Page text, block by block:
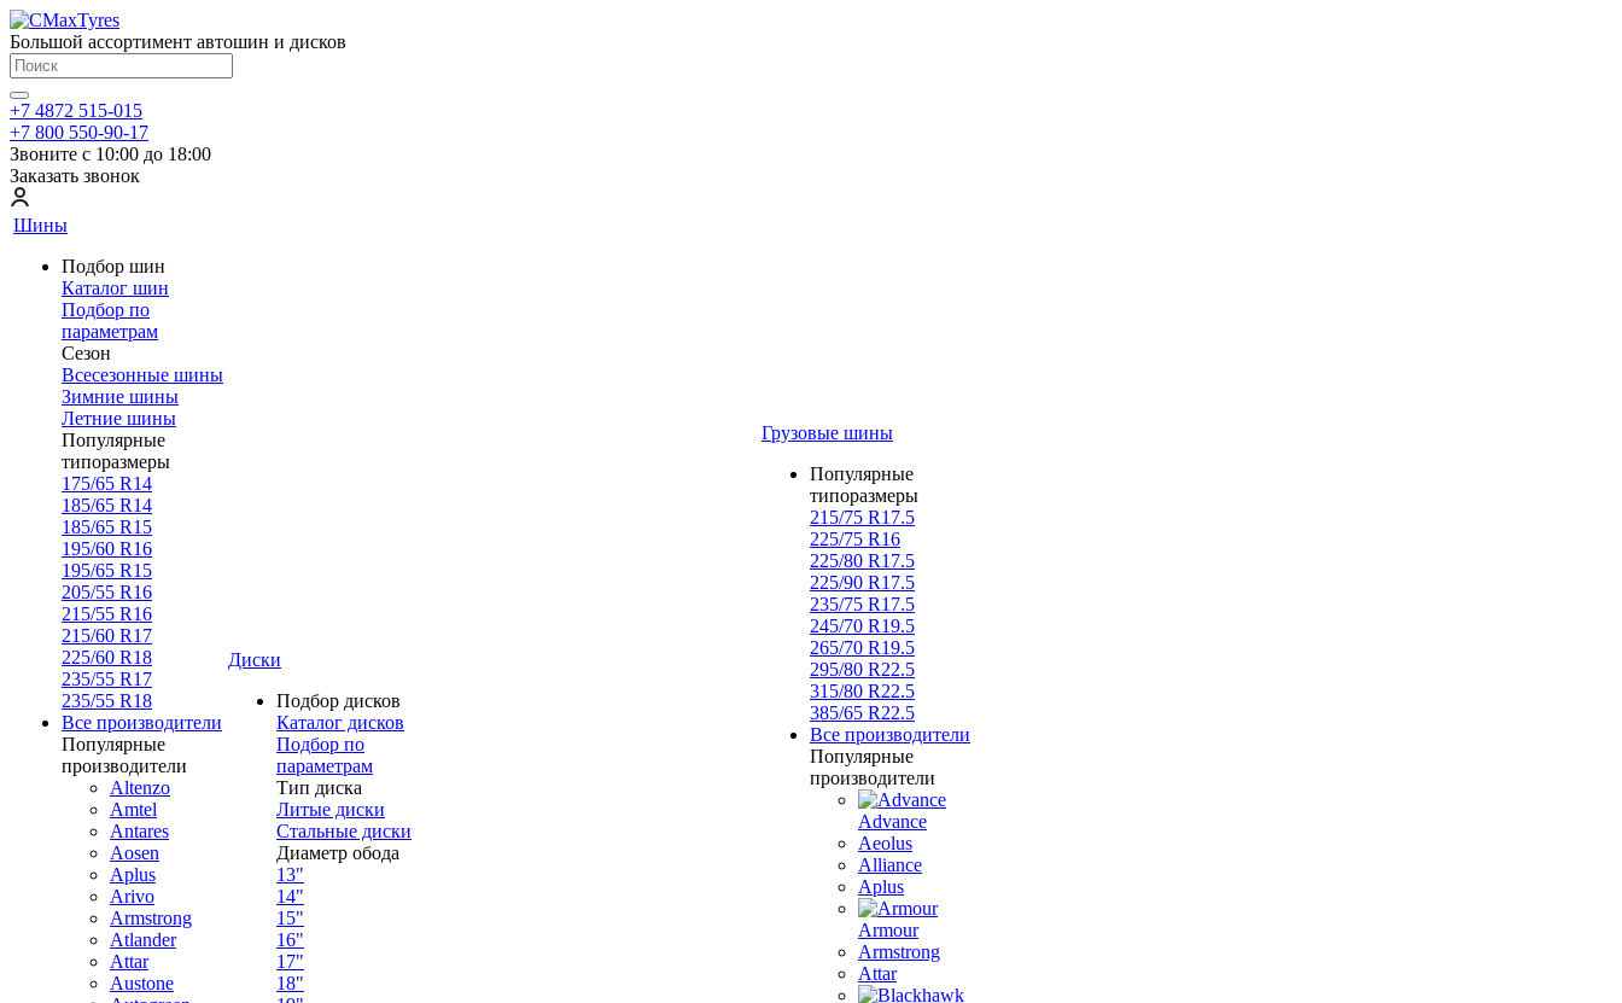
Большой ассортимент автошин и дисков
+7 4872 515-015
+7 800 550-90-17
Звоните с 10:00 до 18:00
Заказать звонок
Шины
Подбор шин
Каталог шин
Подбор по
параметрам
Сезон
Всесезонные шины
Зимние шины
Летние шины
Популярные
типоразмеры
175/65 R14
185/65 R14
185/65 R15
195/60 R16
195/65 R15
205/55 R16
215/55 R16
215/60 R17
225/60 R18
235/55 R17
235/55 R18
Все производители
Популярные
производители
Altenzo
Amtel
Antares
Aosen
Aplus
Arivo
Armstrong
Atlander
Attar
Austone
Диски
Подбор дисков
Каталог дисков
Подбор по
параметрам
Тип диска
Литые диски
Стальные диски
Диаметр обода
13"
14"
15"
16"
17"
18"
Грузовые шины
Популярные
типоразмеры
215/75 R17.5
225/75 R16
225/80 R17.5
225/90 R17.5
235/75 R17.5
245/70 R19.5
265/70 R19.5
295/80 R22.5
315/80 R22.5
385/65 R22.5
Все производители
Популярные
производители
Advance
Aeolus
Alliance
Aplus
Armour
Armstrong
Attar